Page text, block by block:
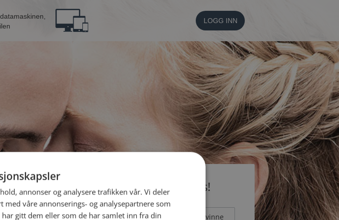
LOGG INN
Bli medlem gratis!
Jeg er en: Mann Kvinne
annonser og analysere trafikken vår. Vi deler
våre annonserings- og analysepartnere som
gitt dem eller som de har samlet inn fra din